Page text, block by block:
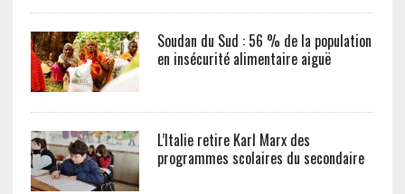
Soudan du Sud : 56 % de la population
en insécurité alimentaire aiguë
L’Italie retire Karl Marx des
programmes scolaires du secondaire